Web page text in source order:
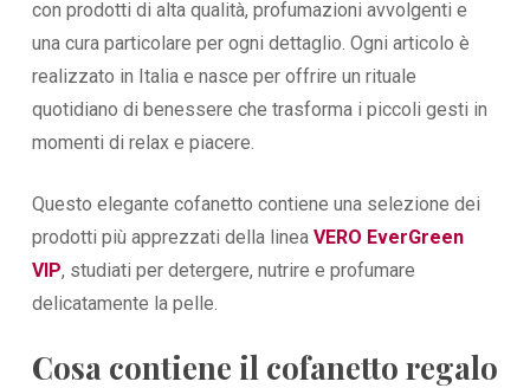
con prodotti di alta qualità, profumazioni avvolgenti e
una cura particolare per ogni dettaglio. Ogni articolo è
realizzato in Italia e nasce per offrire un rituale
quotidiano di benessere che trasforma i piccoli gesti in
momenti di relax e piacere.
Questo elegante cofanetto contiene una selezione dei
prodotti più apprezzati della linea VERO EverGreen
VIP, studiati per detergere, nutrire e profumare
delicatamente la pelle.
Cosa contiene il cofanetto regalo